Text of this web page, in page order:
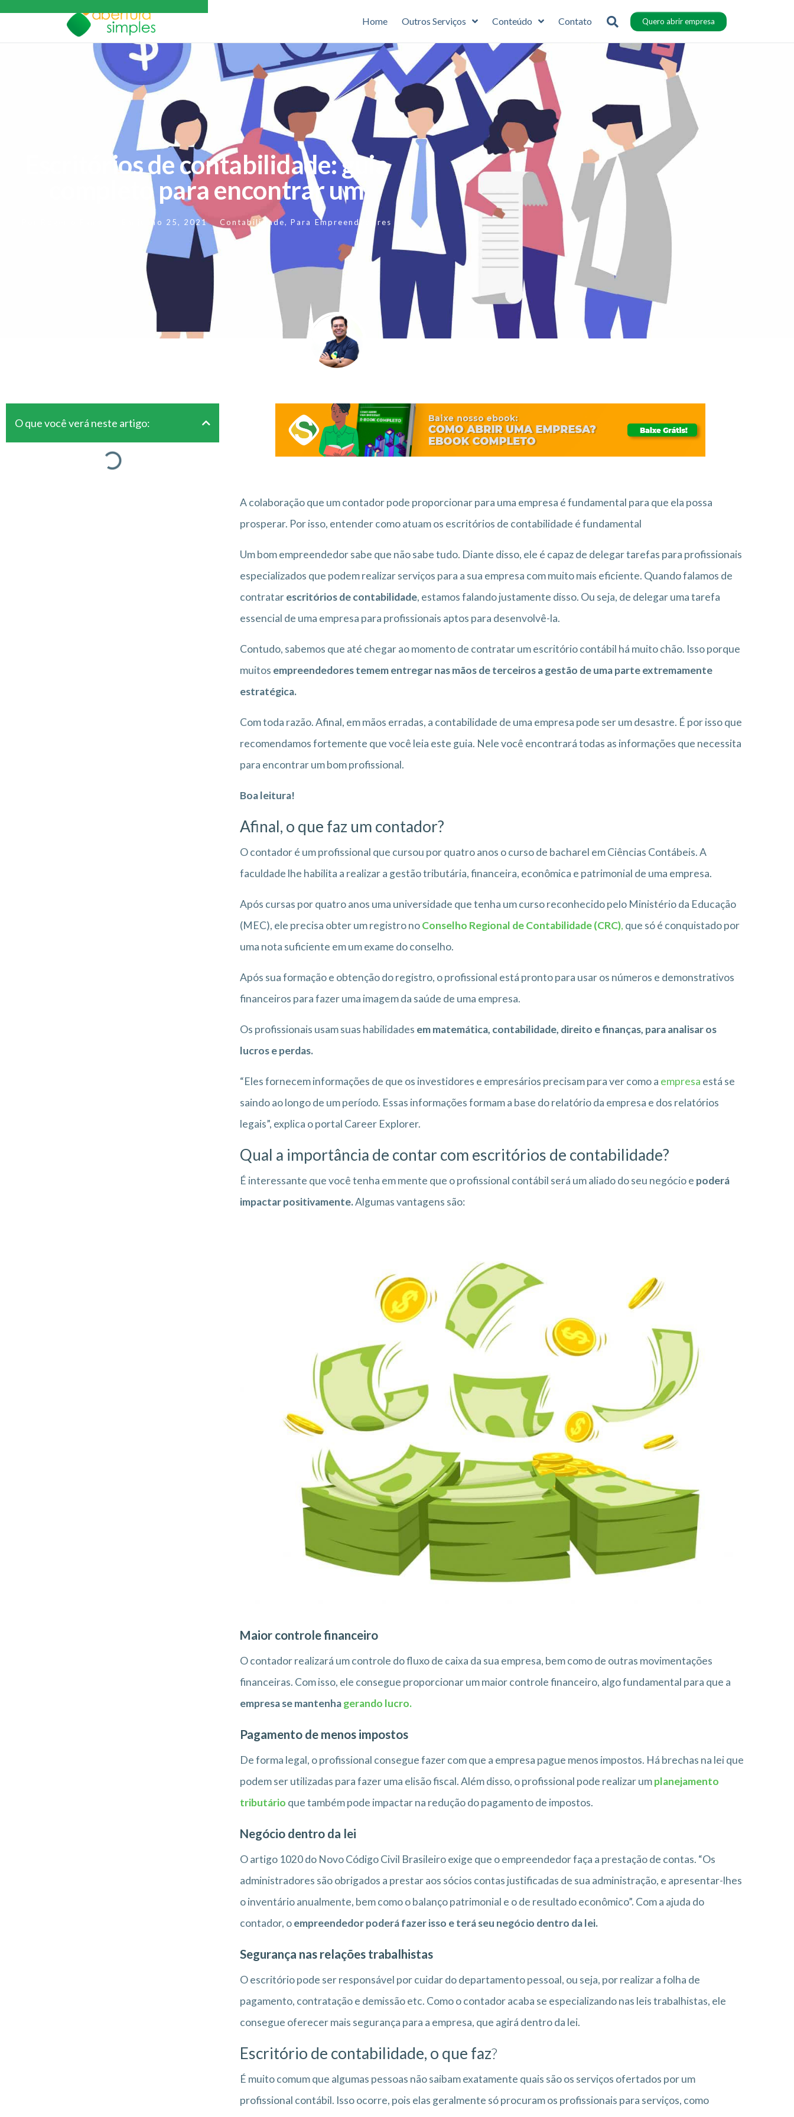
Home Outros Serviços Conteúdo Contato Quero abrir empresa
Escritórios de contabilidade: guia
completo para encontrar um
junho 25, 2021 Contabilidade,Para Empreendedores
O que você verá neste artigo:
A colaboração que um contador pode proporcionar para uma empresa é fundamental para que ela possa
prosperar. Por isso, entender como atuam os escritórios de contabilidade é fundamental
Um bom empreendedor sabe que não sabe tudo. Diante disso, ele é capaz de delegar tarefas para profissionais
especializados que podem realizar serviços para a sua empresa com muito mais eficiente. Quando falamos de
contratarescritórios de contabilidade, estamos falando justamente disso. Ou seja, de delegar uma tarefa
essencial de uma empresa para profissionais aptos para desenvolvê-la.
Contudo, sabemos que até chegar ao momento de contratar um escritório contábil há muito chão. Isso porque
muitos empreendedores temem entregar nas mãos de terceiros a gestão de uma parte extremamente
estratégica.
Com toda razão. Afinal, em mãos erradas, a contabilidade de uma empresa pode ser um desastre. É por isso que
recomendamos fortemente que você leia este guia. Nele você encontrará todas as informações que necessita
para encontrar um bom profissional.
Boa leitura!
Afinal, o que faz um contador?
O contador é um profissional que cursou por quatro anos o curso de bacharel em Ciências Contábeis. A
faculdade lhe habilita a realizar a gestão tributária, financeira, econômica e patrimonial de uma empresa.
Após cursas por quatro anos uma universidade que tenha um curso reconhecido pelo Ministério da Educação
(MEC), ele precisa obter um registro noConselho Regional de Contabilidade (CRC), que só é conquistado por
uma nota suficiente em um exame do conselho.
Após sua formação e obtenção do registro, o profissional está pronto para usar os números e demonstrativos
financeiros para fazer uma imagem da saúde de uma empresa.
Os profissionais usam suas habilidades em matemática, contabilidade, direito e finanças, para analisar os
lucros e perdas.
“Eles fornecem informações de que os investidores e empresários precisam para ver como a empresa está se
saindo ao longo de um período. Essas informações formam a base do relatório da empresa e dos relatórios
legais”, explica o portal Career Explorer.
Qual a importância de contar com escritórios de contabilidade?
É interessante que você tenha em mente que o profissional contábil será um aliado do seu negócio e poderá
impactar positivamente.Algumas vantagens são:
Maior controle financeiro
O contador realizará um controle do fluxo de caixa da sua empresa, bem como de outras movimentações
financeiras. Com isso, ele consegue proporcionar um maior controle financeiro, algo fundamental para que a
empresa se mantenhagerando lucro.
Pagamento de menos impostos
De forma legal, o profissional consegue fazer com que a empresa pague menos impostos. Há brechas na lei que
podem ser utilizadas para fazer uma elisão fiscal. Além disso, o profissional pode realizar umplanejamento
tributário que também pode impactar na redução do pagamento de impostos.
Negócio dentro da lei
O artigo 1020 do Novo Código Civil Brasileiro exige que o empreendedor faça a prestação de contas. “Os
administradores são obrigados a prestar aos sócios contas justificadas de sua administração, e apresentar-lhes
o inventário anualmente, bem como o balanço patrimonial e o de resultado econômico”. Com a ajuda do
contador, oempreendedor poderá fazer isso e terá seu negócio dentro da lei.
Segurança nas relações trabalhistas
O escritório pode ser responsável por cuidar do departamento pessoal, ou seja, por realizar a folha de
pagamento, contratação e demissão etc. Como o contador acaba se especializando nas leis trabalhistas, ele
consegue oferecer mais segurança para a empresa, que agirá dentro da lei.
Escritório de contabilidade, o que faz?
É muito comum que algumas pessoas não saibam exatamente quais são os serviços ofertados por um
profissional contábil. Isso ocorre, pois elas geralmente só procuram os profissionais para serviços, como